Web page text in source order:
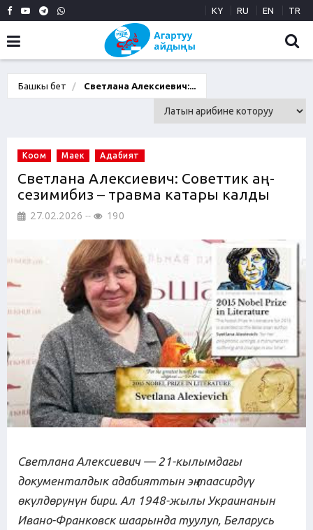
KY RU EN TR
Башкы бет Светлана Алексиевич:...
Коом Маек Адабият
Светлана Алексиевич: Советтик аң-
сезимибиз – травма катары калды
27.02.2026 190
Светлана Алексиевич — 21-кылымдагы
документалдык адабияттын эң таасирдүү
өкүлдөрүнүн бири. Ал 1948-жылы Украинанын
Ивано-Франковск шаарында туулуп, Беларусь